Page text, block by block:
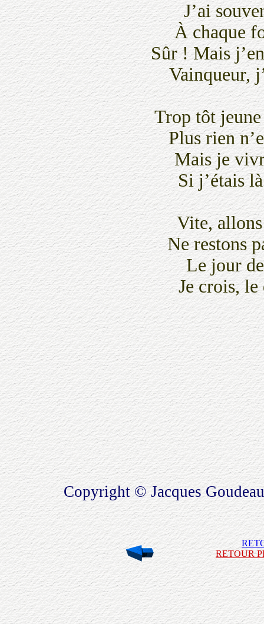
J’ai
À chaque
Sûr ! Mais
Vainqueur,
Trop tôt
Plus rien
Mais je
Si j’étais
Vite, allons
Ne restons
Le jour
Je crois,
Copyright © Jacques
RETOUR